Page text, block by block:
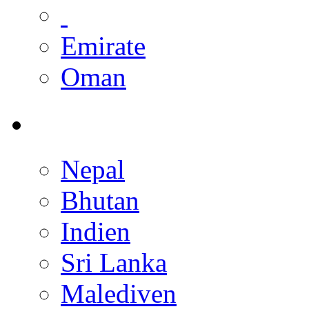
Emirate
Oman
Nepal
Bhutan
Indien
Sri Lanka
Malediven